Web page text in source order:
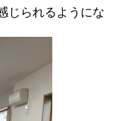
られるようにな